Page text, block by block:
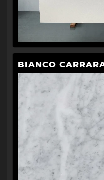
BIANCO